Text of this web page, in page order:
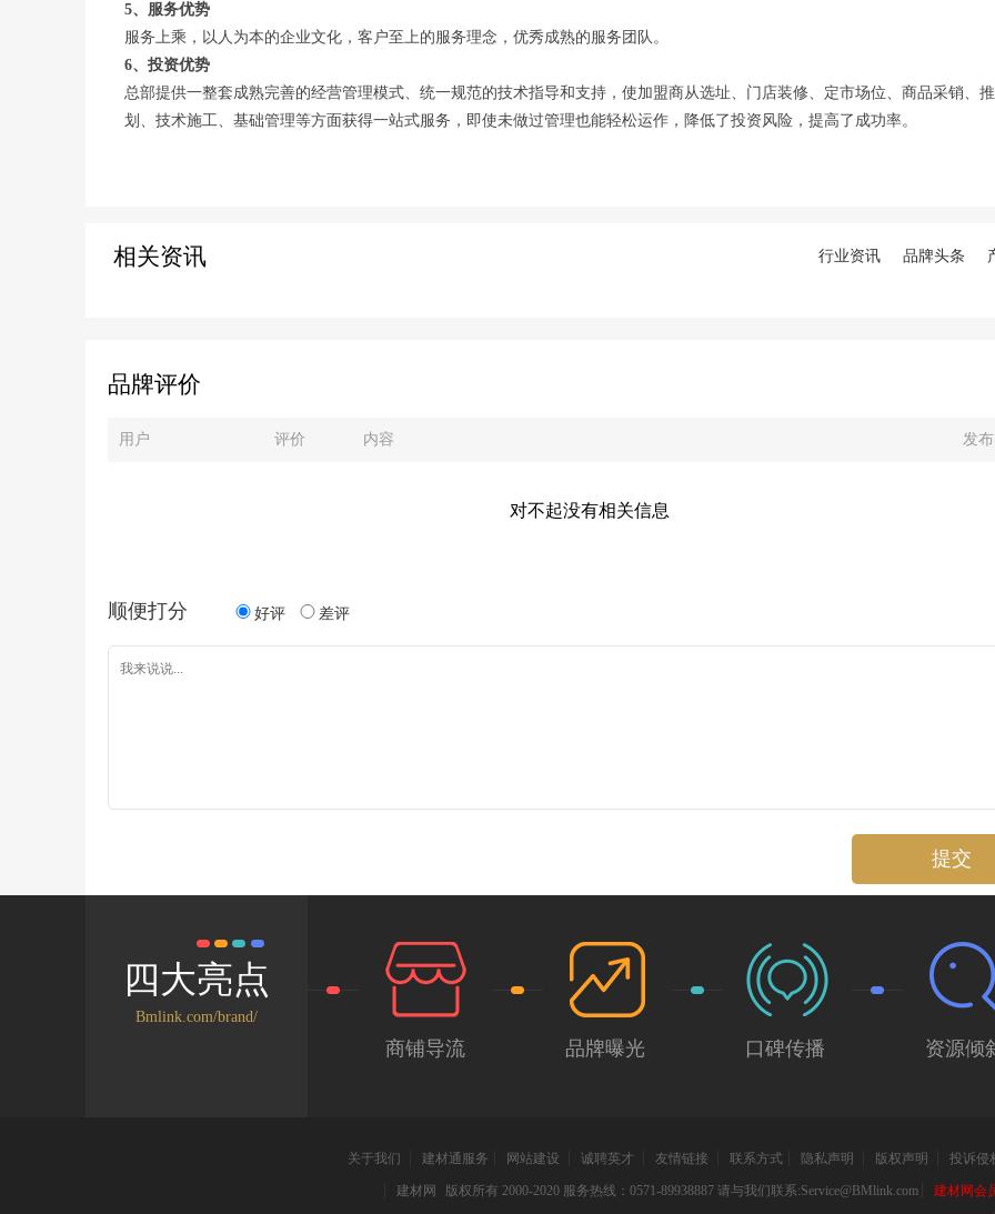
5、服务优势
服务上乘，以人为本的企业文化，客户至上的服务理念，优秀成熟的服务团队。
6、投资优势
总部提供一整套成熟完善的经营管理模式、统一规范的技术指导和支持，使加盟商从选址、门店装修、定市场位、商品采销、
划、技术施工、基础管理等方面获得一站式服务，即使未做过管理也能轻松运作，降低了投资风险，提高了成功率。
相关资讯 行业资讯 品牌头条
品牌评价
用户 评价 内容 发
对不起没有相关信息
顺便打分 好评 差评
提交
四大亮点
Bmlink.com/brand/
商铺导流 品牌曝光 口碑传播 资源倾
关于我们 建材通服务 网站建设 诚聘英才 友情链接 联系方式 隐私声明 版权声明 投诉侵
建材网 版权所有 2000-2020 服务热线：0571-89938887 请与我们联系:Service@BMlink.com 建材网会